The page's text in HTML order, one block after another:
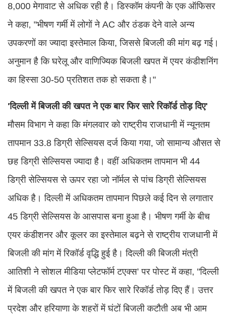
8,000 मेगावाट से अधिक रही है। डिस्कॉम कंपनी के एक ऑफिसर
ने कहा, "भीषण गर्मी में लोगों ने AC और ठंडक देने वाले अन्य
उपकरणों का ज्यादा इस्तेमाल किया, जिससे बिजली की मांग बढ़ गई।
अनुमान है कि घरेलू और वाणिज्यिक बिजली खपत में एयर कंडीशनिंग
का हिस्सा 30-50 प्रतिशत तक हो सकता है।"
'दिल्ली में बिजली की खपत ने एक बार फिर सारे रिकॉर्ड तोड़ दिए'
मौसम विभाग ने कहा कि मंगलवार को राष्ट्रीय राजधानी में न्यूनतम
तापमान 33.8 डिग्री सेल्सियस दर्ज किया गया, जो सामान्य औसत से
छह डिग्री सेल्सियस ज्यादा है। वहीं अधिकतम तापमान भी 44
डिग्री सेल्सियस से ऊपर रहा जो नॉर्मल से पांच डिग्री सेल्सियस
अधिक है। दिल्ली में अधिकतम तापमान पिछले कई दिन से लगातार
45 डिग्री सेल्सियस के आसपास बना हुआ है। भीषण गर्मी के बीच
एयर कंडीशनर और कूलर का इस्तेमाल बढ़ने से राष्ट्रीय राजधानी में
बिजली की मांग में रिकॉर्ड वृद्धि हुई है। दिल्ली की बिजली मंत्री
आतिशी ने सोशल मीडिया प्लेटफॉर्म टएक्स’ पर पोस्ट में कहा, "दिल्ली
में बिजली की खपत ने एक बार फिर सारे रिकॉर्ड तोड़ दिए हैं। उत्तर
प्रदेश और हरियाणा के शहरों में घंटों बिजली कटौती अब भी आम